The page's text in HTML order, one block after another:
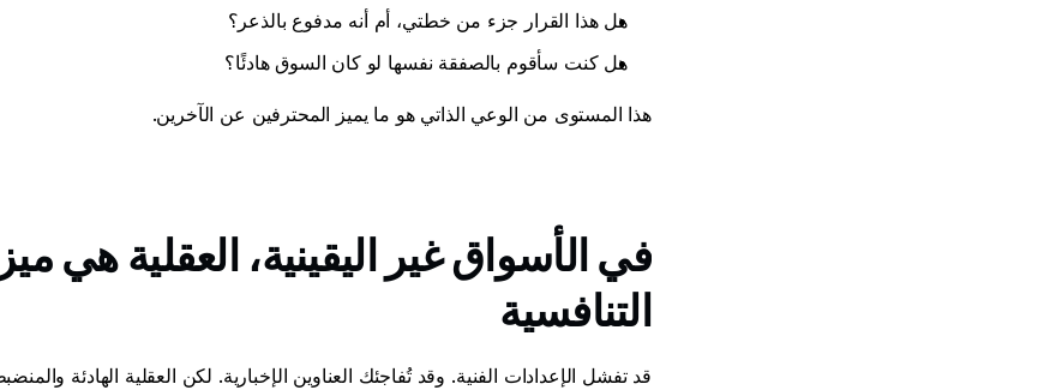
هل هذا القرار جزء من خطتي، أم أنه مدفوع بالذعر؟
هل كنت سأقوم بالصفقة نفسها لو كان السوق هادئًا؟
هذا المستوى من الوعي الذاتي هو ما يميز المحترفين عن الآخرين.
التنافسية